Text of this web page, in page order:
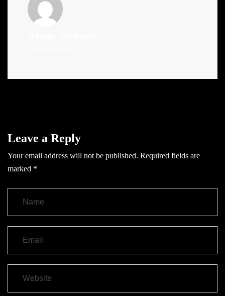
Leave a Reply
Your email address will not be published. Required fields are
marked *